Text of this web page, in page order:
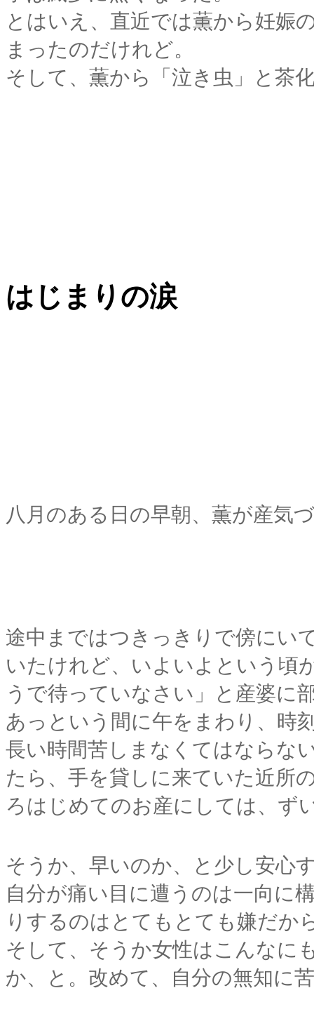
とはいえ、直近では薫から妊娠
まったのだけれど。
そして、薫から「泣き虫」と茶
はじまりの涙
八月のある日の早朝、薫が産気
途中まではつきっきりで傍にい
いたけれど、いよいよという頃
うで待っていなさい」と産婆に
あっという間に午をまわり、時
長い時間苦しまなくてはならな
たら、手を貸しに来ていた近所
ろはじめてのお産にしては、ず
そうか、早いのか、と少し安心
自分が痛い目に遭うのは一向に
りするのはとてもとても嫌だか
そして、そうか女性はこんなに
か、と。改めて、自分の無知に